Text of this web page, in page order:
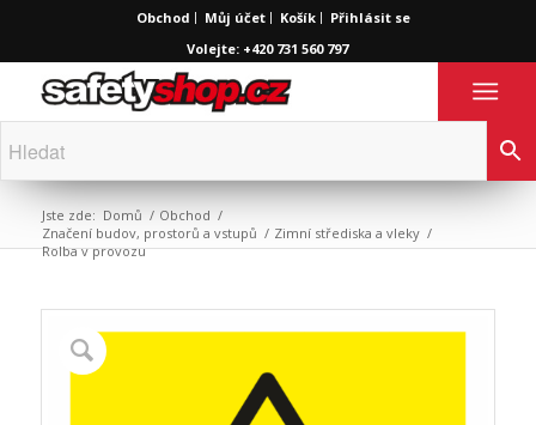
Obchod Můj účet Košík
Přihlásit se
Volejte: +420 731 560 797
Jste zde: Domů / Obchod /
Značení budov, prostorů a vstupů / Zimní střediska a vleky /
Rolba v provozu